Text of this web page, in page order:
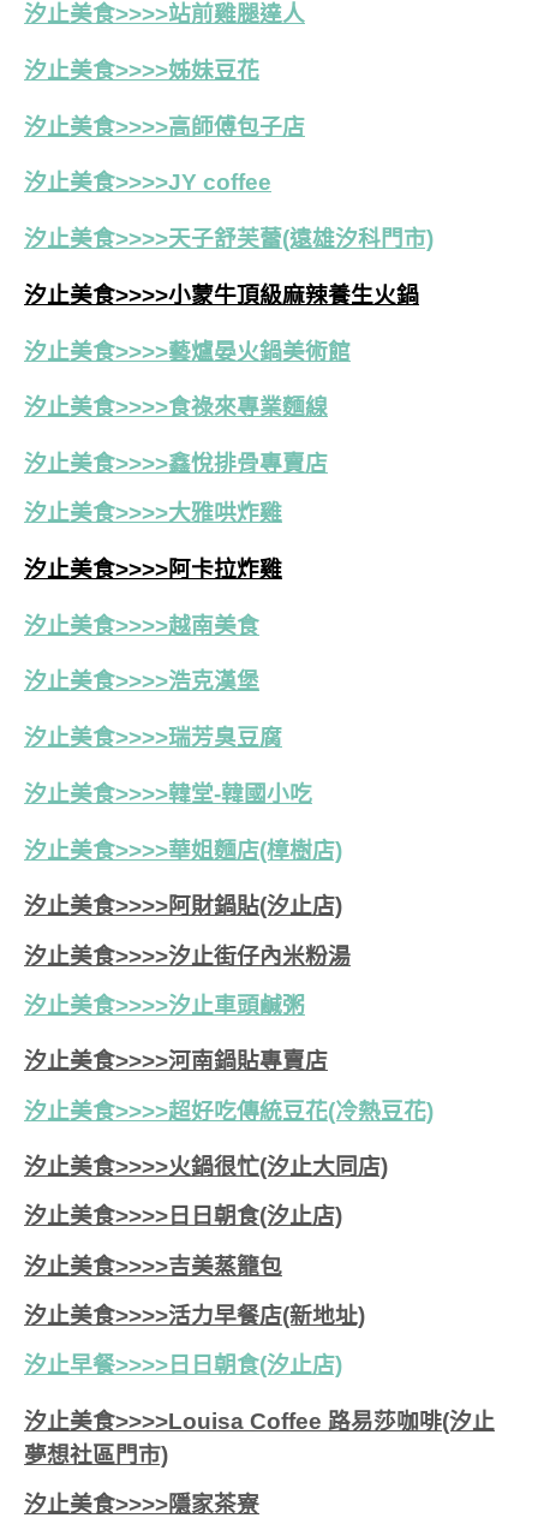
汐止美食>>>>站前雞腿達人
汐止美食>>>>姊妹豆花
汐止美食>>>>高師傅包子店
汐止美食>>>>JY coffee
汐止美食>>>>天子舒芙蕾(遠雄汐科門市)
汐止美食>>>>小蒙牛頂級麻辣養生火鍋
汐止美食>>>>藝爐晏火鍋美術館
汐止美食>>>>食祿來專業麵線
汐止美食>>>>鑫悅排骨專賣店
汐止美食>>>>大雅哄炸雞
汐止美食>>>>阿卡拉炸雞
汐止美食>>>>越南美食
汐止美食>>>>浩克漢堡
汐止美食>>>>瑞芳臭豆腐
汐止美食>>>>韓堂-韓國小吃
汐止美食>>>>華姐麵店(樟樹店)
汐止美食>>>>阿財鍋貼(汐止店)
汐止美食>>>>汐止街仔內米粉湯
汐止美食>>>>汐止車頭鹹粥
汐止美食>>>>河南鍋貼專賣店
汐止美食>>>>超好吃傳統豆花(冷熱豆花)
汐止美食>>>>火鍋很忙(汐止大同店)
汐止美食>>>>日日朝食(汐止店)
汐止美食>>>>吉美蒸籠包
汐止美食>>>>活力早餐店(新地址)
汐止早餐>>>>日日朝食(汐止店)
汐止美食>>>>Louisa Coffee 路易莎咖啡(汐止
夢想社區門市)
汐止美食>>>>隱家茶寮